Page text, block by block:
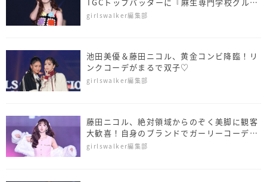
プ presents TGC 熊本 2024』
girlswalker編集部
池田美優＆藤田ニコル、黄金コンビ降臨！リ
ンクコーデがまるで双子♡
girlswalker編集部
藤田ニコル、絶対領域からのぞく美脚に観客
大歓喜！自身のブランドでガーリーコーデを
披露
girlswalker編集部